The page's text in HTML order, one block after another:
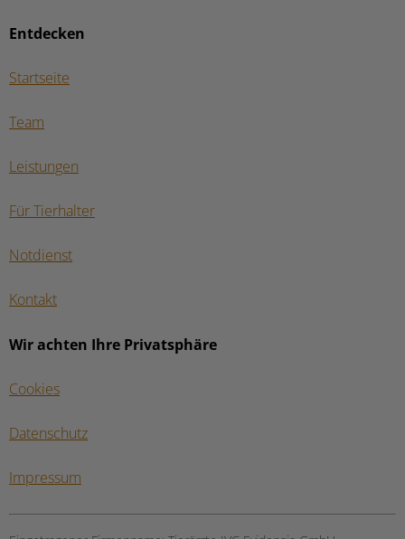
Entdecken
Startseite
Team
Leistungen
Für Tierhalter
Notdienst
Kontakt
Wir achten Ihre Privatsphäre
Cookies
Datenschutz
Impressum